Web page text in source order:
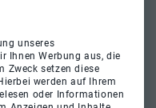
unseres
Ihnen Werbung aus, die
Zweck setzen diese
werden auf Ihrem
oder Informationen